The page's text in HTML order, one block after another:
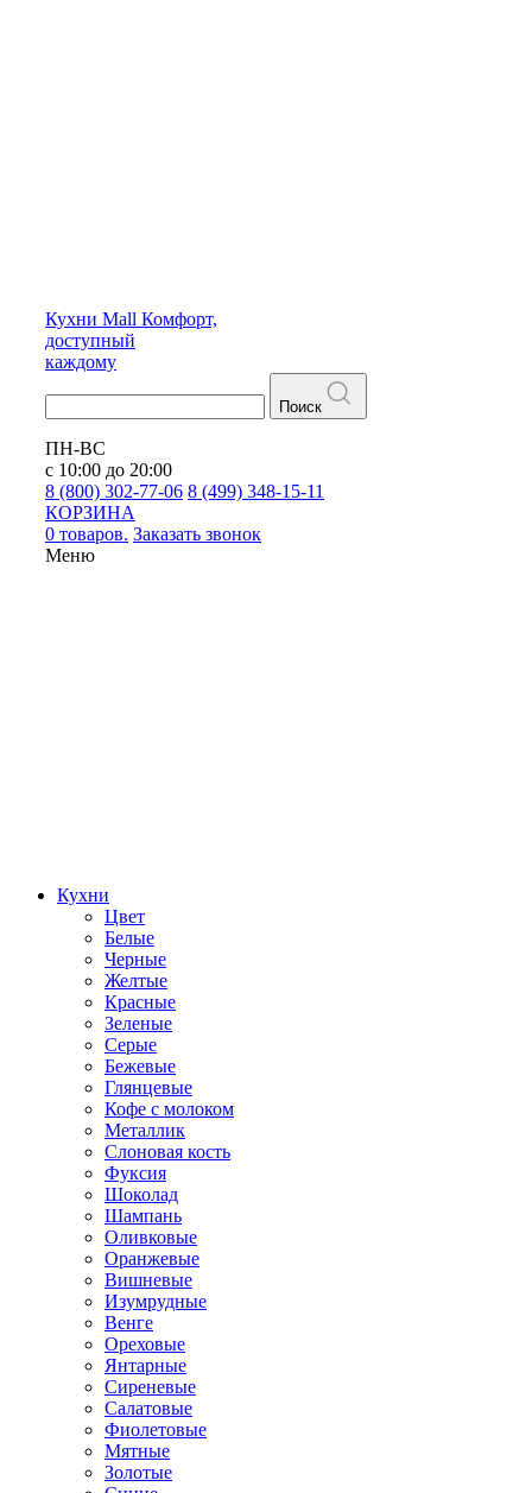
Кухни Mall Комфорт,
доступный
каждому
Поиск
ПН-ВС
с 10:00 до 20:00
8 (800) 302-77-06 8 (499) 348-15-11
КОРЗИНА
0 товаров. Заказать звонок
Меню
Кухни
Цвет
Белые
Черные
Желтые
Красные
Зеленые
Серые
Бежевые
Глянцевые
Кофе с молоком
Металлик
Слоновая кость
Фуксия
Шоколад
Шампань
Оливковые
Оранжевые
Вишневые
Изумрудные
Венге
Ореховые
Янтарные
Сиреневые
Салатовые
Фиолетовые
Мятные
Золотые